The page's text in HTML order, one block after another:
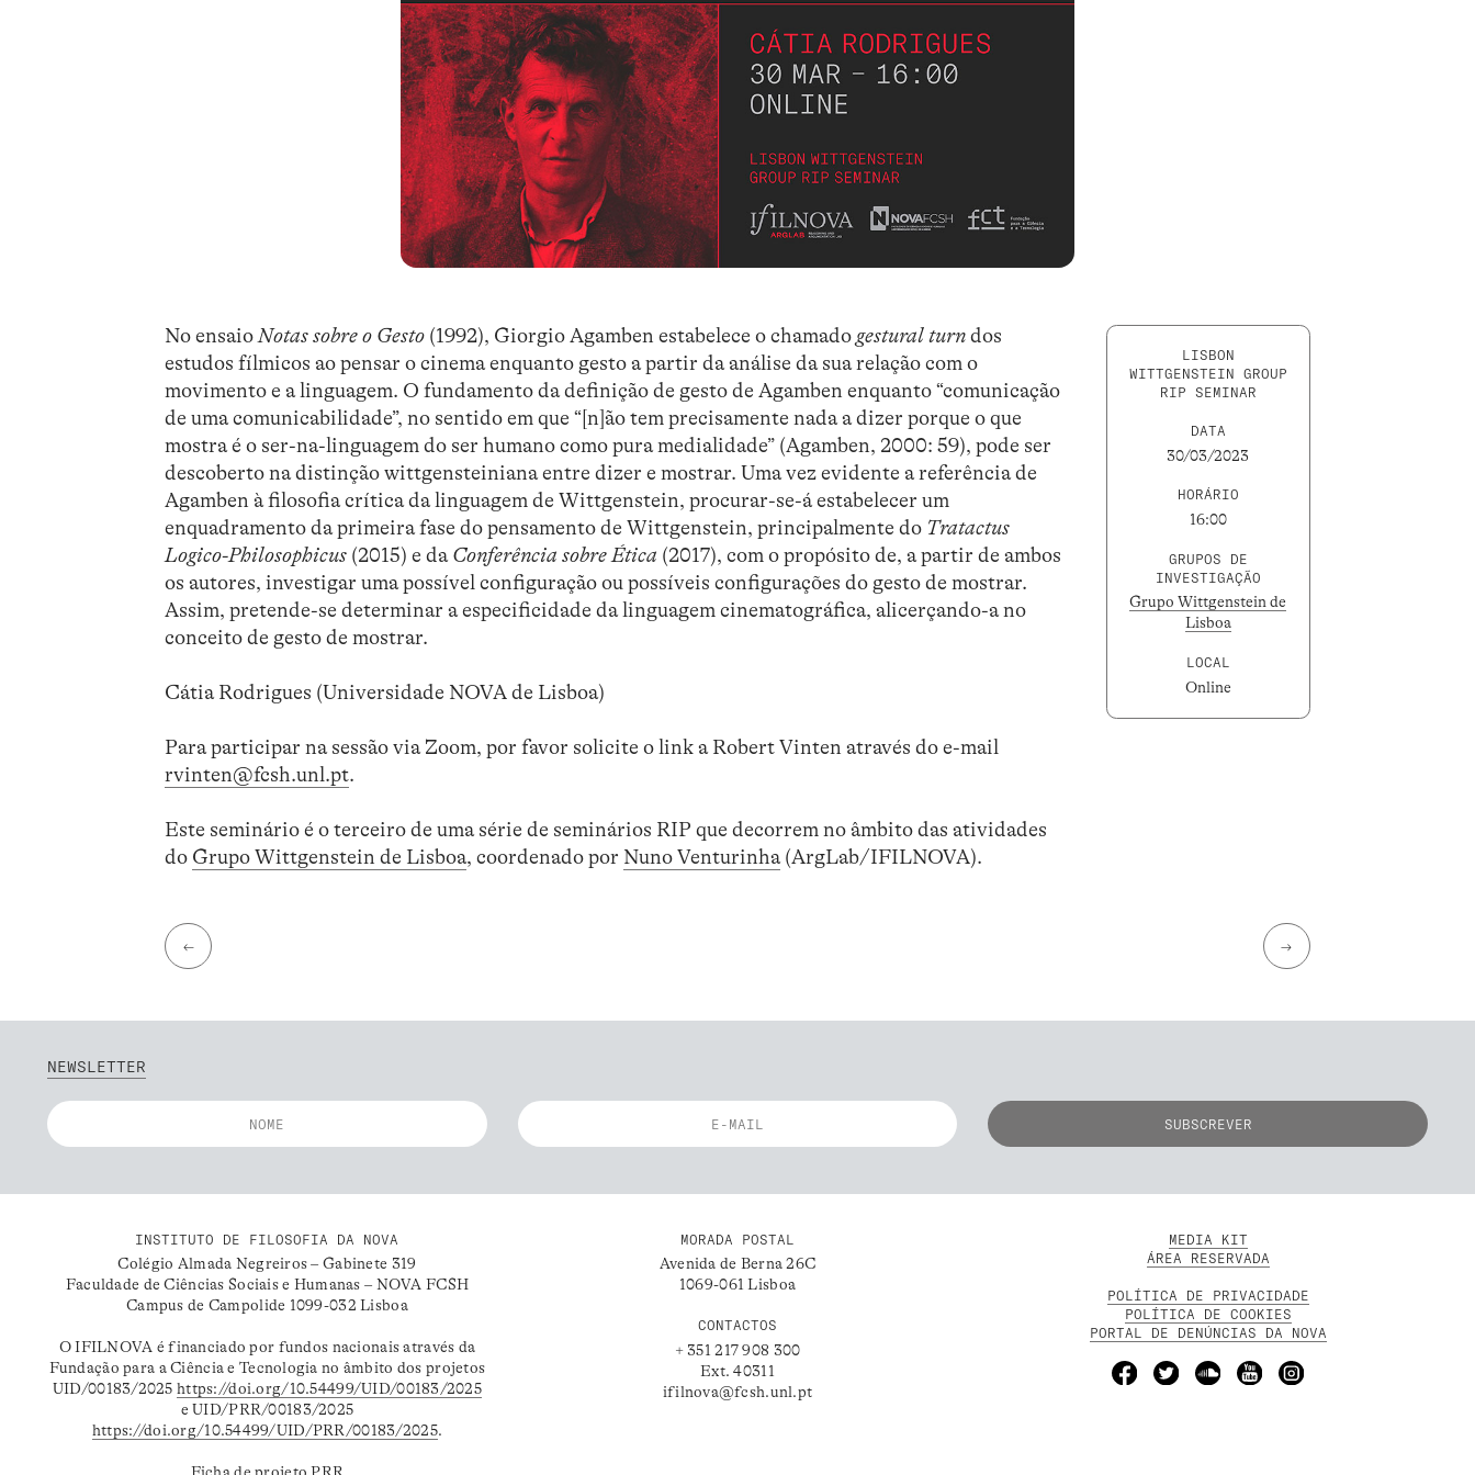
No ensaioNotas sobre o Gesto (1992), Giorgio Agamben estabelece o chamadogestural turndos
estudos fílmicos ao pensar o cinema enquanto gesto a partir da análise da sua relação com o
movimento e a linguagem. O fundamento da definição de gesto de Agamben enquanto “comunicação
de uma comunicabilidade”, no sentido em que “[n]ão tem precisamente nada a dizer porque o que
mostra é o ser-na-linguagem do ser humano como pura medialidade” (Agamben, 2000: 59), pode ser
descoberto na distinção wittgensteiniana entre dizer e mostrar. Uma vez evidente a referência de
Agamben à filosofia crítica da linguagem de Wittgenstein, procurar-se-á estabelecer um
enquadramento da primeira fase do pensamento de Wittgenstein, principalmente do Tratactus
Logico-Philosophicus (2015) e daConferência sobre Ética (2017), com o propósito de, a partir de ambos
os autores, investigar uma possível configuração ou possíveis configurações do gesto de mostrar.
Assim, pretende-se determinar a especificidade da linguagem cinematográfica, alicerçando-a no
conceito de gesto de mostrar.
Cátia Rodrigues (Universidade NOVA de Lisboa)
Para participar na sessão via Zoom, por favor solicite o link a Robert Vinten através do e-mail
rvinten@fcsh.unl.pt.
Este seminário é o terceiro de uma série de seminários RIP que decorrem no âmbito das atividades
do Grupo Wittgenstein de Lisboa, coordenado por Nuno Venturinha(ArgLab/IFILNOVA).
LISBON
WITTGENSTEIN GROUP
RIP SEMINAR
DATA
30/03/2023
HORÁRIO
16:00
GRUPOS DE
INVESTIGAÇÃO
Grupo Wittgenstein de
Lisboa
LOCAL
Online
← →
NEWSLETTER
INSTITUTO DE FILOSOFIA DA NOVA
Colégio Almada Negreiros – Gabinete 319
Faculdade de Ciências Sociais e Humanas – NOVA FCSH
Campus de Campolide 1099-032 Lisboa
O IFILNOVA é financiado por fundos nacionais através da
Fundação para a Ciência e Tecnologia no âmbito dos projetos
UID/00183/2025https://doi.org/10.54499/UID/00183/2025
e UID/PRR/00183/2025
https://doi.org/10.54499/UID/PRR/00183/2025.
MORADA POSTAL
Avenida de Berna 26C
1069-061 Lisboa
CONTACTOS
+ 351 217 908 300
Ext. 40311
ifilnova@fcsh.unl.pt
MEDIA KIT
ÁREA RESERVADA
POLÍTICA DE PRIVACIDADE
POLÍTICA DE COOKIES
PORTAL DE DENÚNCIAS DA NOVA